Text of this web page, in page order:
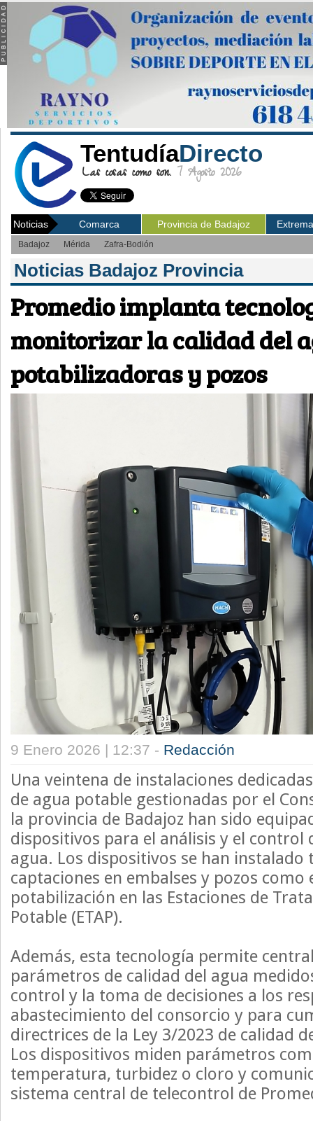
TentudíaDirecto
Las cosas como son. 7 Agosto 2026
Noticias Comarca Provincia de Badajoz
Badajoz Mérida Zafra-Bodión
Noticias Badajoz Provincia
Promedio implanta
monitorizar la calidad del
potabilizadoras y pozos
9 Enero 2026 | 12:37 - Redacción
Una veintena de instalaciones
de agua potable gestionadas por el
la provincia de Badajoz han sido
dispositivos para el análisis y el control
agua. Los dispositivos se han instalado
captaciones en embalses y pozos como
potabilización en las Estaciones de
Potable (ETAP).
Además, esta tecnología permite
parámetros de calidad del agua
control y la toma de decisiones a los
abastecimiento del consorcio y para
directrices de la Ley 3/2023 de calidad
Los dispositivos miden parámetros
temperatura, turbidez o cloro y
sistema central de telecontrol de